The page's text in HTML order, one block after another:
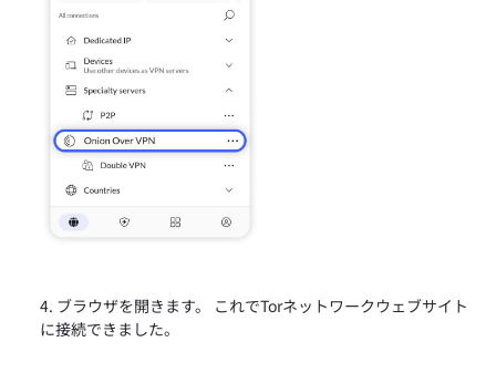
ブラウザを開きます。 これでTorネットワークウェブサイト
に接続できました。